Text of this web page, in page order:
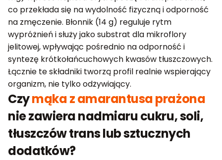
co przekłada się na wydolność fizyczną i odporność
na zmęczenie. Błonnik (14 g) reguluje rytm
wypróżnień i służy jako substrat dla mikroflory
jelitowej, wpływając pośrednio na odporność i
syntezę krótkołańcuchowych kwasów tłuszczowych.
Łącznie te składniki tworzą profil realnie wspierający
organizm, nie tylko odżywiający.
Czymąka z amarantusa prażona
nie zawiera nadmiaru cukru, soli,
tłuszczów trans lub sztucznych
dodatków?